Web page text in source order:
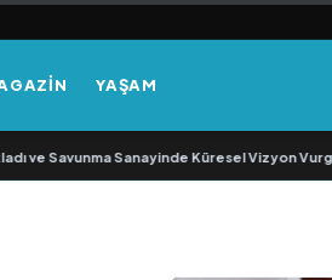
YAŞAM
Savunma Sanayinde Küresel Vizyon Vurgusu•